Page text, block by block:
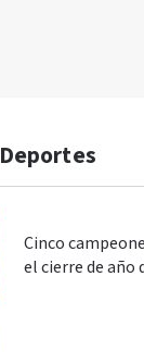
Cinco
el cierre de